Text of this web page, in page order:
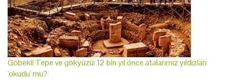
Göbekli Tepe ve gökyüzü: 12 bin yıl önce atalarımız yıldızları
'okudu' mu?